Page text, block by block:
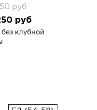
руб
руб
клубной